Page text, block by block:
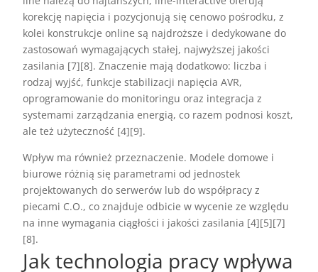
korekcję napięcia i pozycjonują się cenowo pośrodku, z
kolei konstrukcje online są najdroższe i dedykowane do
zastosowań wymagających stałej, najwyższej jakości
zasilania [7][8]. Znaczenie mają dodatkowo: liczba i
rodzaj wyjść, funkcje stabilizacji napięcia AVR,
oprogramowanie do monitoringu oraz integracja z
systemami zarządzania energią, co razem podnosi koszt,
ale też użyteczność [4][9].
Wpływ ma również przeznaczenie. Modele domowe i
biurowe różnią się parametrami od jednostek
projektowanych do serwerów lub do współpracy z
piecami C.O., co znajduje odbicie w wycenie ze względu
na inne wymagania ciągłości i jakości zasilania [4][5][7]
[8].
Jak technologia pracy wpływa